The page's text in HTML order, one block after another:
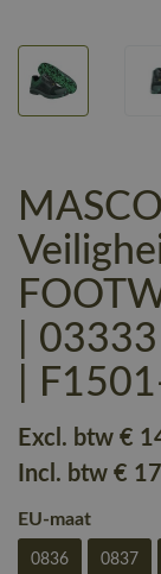
|
|
Excl. btw €
Incl. btw €
EU-maat
0836 0837